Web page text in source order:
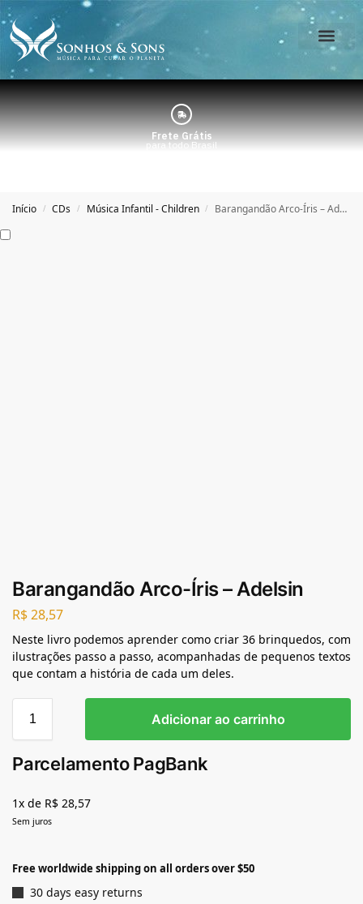
Frete Grátis
para todo Brasil
Início / CDs / Música Infantil - Children / Barangandão Arco-Íris – Adelsin
Barangandão Arco-Íris – Adelsin
R$28,57
Neste livro podemos aprender como criar 36 brinquedos, com
ilustrações passo a passo, acompanhadas de pequenos textos
que contam a história de cada um deles.
Adicionar ao carrinho
Parcelamento PagBank
1x de R$ 28,57
Sem juros
Free worldwide shipping on all orders over $50
30 days easy returns